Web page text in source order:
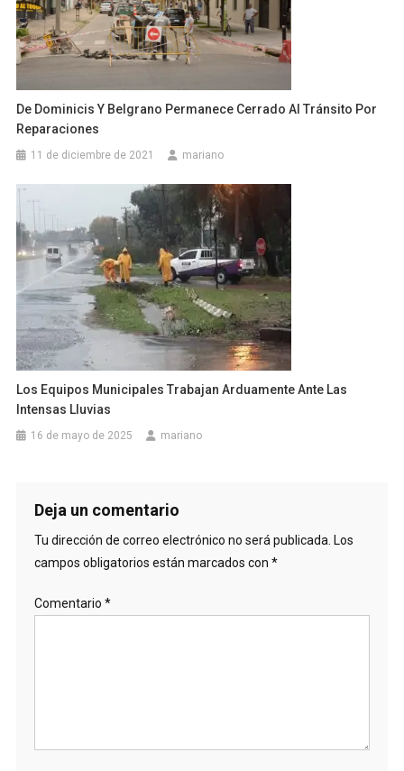
De Dominicis Y Belgrano Permanece Cerrado Al Tránsito Por
Reparaciones
11 de diciembre de 2021 mariano
Los Equipos Municipales Trabajan Arduamente Ante Las
Intensas Lluvias
16 de mayo de 2025 mariano
Deja un comentario
Tu dirección de correo electrónico no será publicada. Los
campos obligatorios están marcados con *
Comentario *